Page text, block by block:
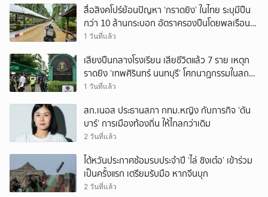
สื่อสิงคโปร์ย้อนปัญหา ‘กราดยิง’ ในไทย ระบุมีปืน
กว่า 10 ล้านกระบอก อัตราครองปืนโดยพลเรือน
สูงที่สุดในภูมิภาค
1 วันที่แล้ว
เสียงปืนกลางโรงเรียน เสียชีวิตแล้ว 7 ราย เหตุก
ราดยิง ‘เทพศิรินทร์ นนทบุรี’ โศกนาฏกรรมในสถาน
ศึกษา ครั้งที่ 2 ในรอบปี
1 วันที่แล้ว
สก.เนอส ประธานสภา กทม.หญิง กับภารกิจ ‘ดัน
บาร์’ การเมืองท้องถิ่น ให้ไกลกว่าเดิม
2 วันที่แล้ว
ไต้หวันประกาศซ้อมรบประจำปี ‘ไล่ ชิงเต๋อ’ เข้าร่วม
เป็นครั้งแรก เตรียมรับมือ หากจีนบุก
2 วันที่แล้ว